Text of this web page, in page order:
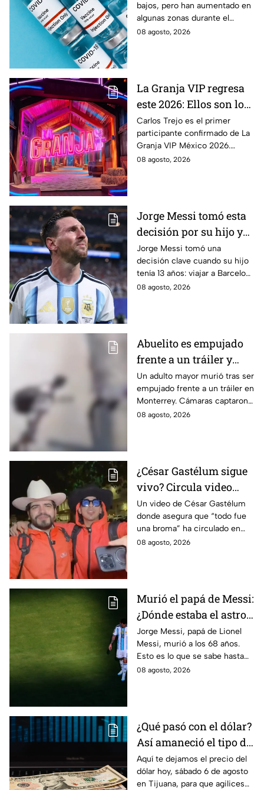
zonas
bajos, pero han aumentado en
algunas zonas durante el
verano. Conoce qué estados
08 agosto, 2026
La Granja VIP regresa
este 2026: Ellos son los
famosos confirmados
hasta ahora
Carlos Trejo es el primer
participante confirmado de La
Granja VIP México 2026.
Conoce quiénes más se
08 agosto, 2026
Jorge Messi tomó esta
decisión por su hijo y
terminó cambiando la
historia del fútbol
Jorge Messi tomó una
decisión clave cuando su hijo
tenía 13 años: viajar a Barcelona
para buscar oportunidades
08 agosto, 2026
Abuelito es empujado
frente a un tráiler y
muere atropellado; el
agresor escapó |
IMÁGENES SENSIBLES
Un adulto mayor murió tras ser
empujado frente a un tráiler en
Monterrey. Cámaras captaron
el momento y autoridades
08 agosto, 2026
¿César Gastélum sigue
vivo? Circula video
donde afirma que “todo
fue una broma”
Un video de César Gastélum
donde asegura que “todo fue
una broma” ha circulado en
redes sociales tras su muerte
08 agosto, 2026
Murió el papá de Messi:
¿Dónde estaba el astro
argentino al conocer la
noticia?
Jorge Messi, papá de Lionel
Messi, murió a los 68 años.
Esto es lo que se sabe hasta
ahora sobre su fallecimiento y
08 agosto, 2026
¿Qué pasó con el dólar?
Así amaneció el tipo de
cambio hoy sábado 8 de
agosto en Tijuana
Aquí te dejamos el precio del
dólar hoy, sábado 6 de agosto
en Tijuana, para que agilices